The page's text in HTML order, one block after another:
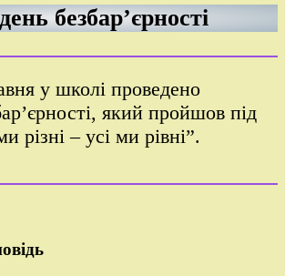
безбар’єрності
у школі проведено
який пройшов під
різні – усі ми рівні”.